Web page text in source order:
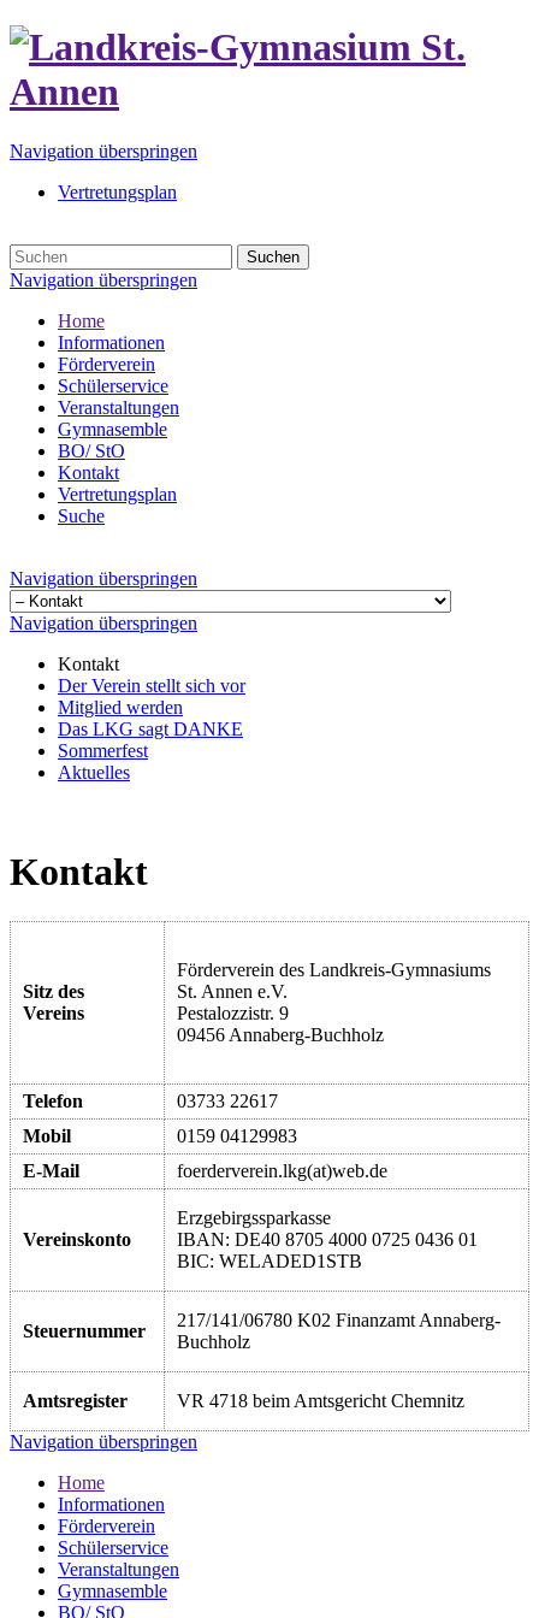
Navigation überspringen
Vertretungsplan
Suchen
Navigation überspringen
Home
Informationen
Förderverein
Schülerservice
Veranstaltungen
Gymnasemble
BO/ StO
Kontakt
Vertretungsplan
Suche
Navigation überspringen
Navigation überspringen
Kontakt
Der Verein stellt sich vor
Mitglied werden
Das LKG sagt DANKE
Sommerfest
Aktuelles
Kontakt
Sitz des
Vereins
Förderverein des Landkreis-Gymnasiums
St. Annen e.V.
Pestalozzistr. 9
09456 Annaberg-Buchholz
Telefon
03733 22617
Mobil
0159 04129983
E-Mail
foerderverein.lkg(at)web.de
Vereinskonto
Erzgebirgssparkasse
IBAN: DE40 8705 4000 0725 0436 01
BIC: WELADED1STB
Steuernummer
217/141/06780 K02 Finanzamt Annaberg-
Buchholz
Amtsregister
VR 4718 beim Amtsgericht Chemnitz
Navigation überspringen
Home
Informationen
Förderverein
Schülerservice
Veranstaltungen
Gymnasemble
BO/ StO